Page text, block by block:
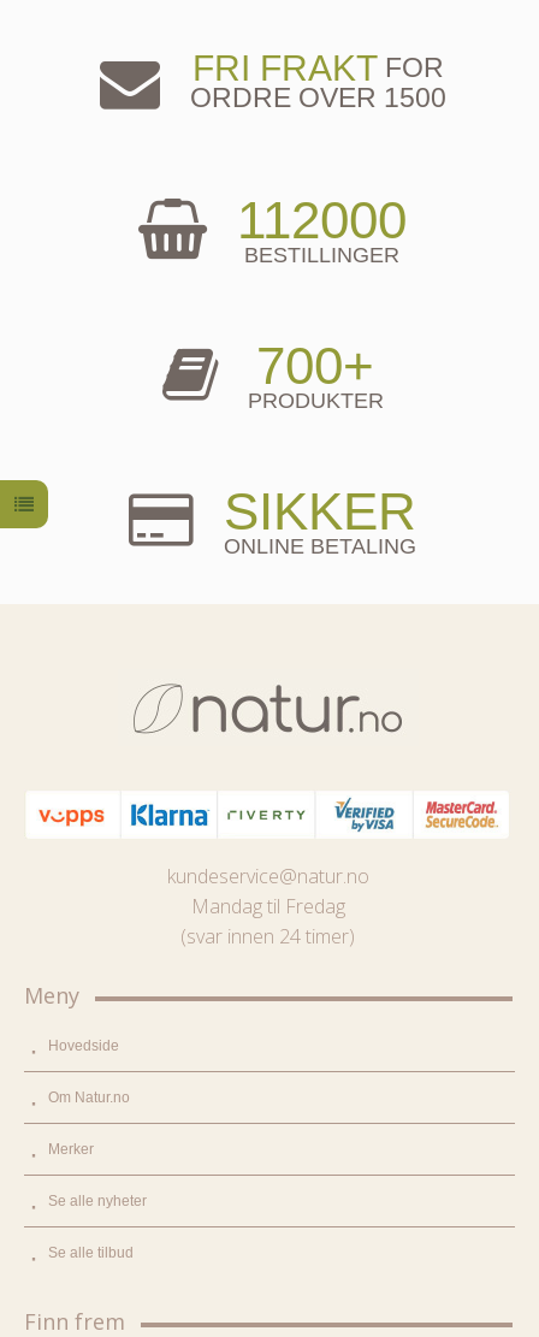
FRI FRAKTFOR
ORDRE OVER 1500
112000
BESTILLINGER
700+
PRODUKTER
SIKKER
ONLINE BETALING
kundeservice@natur.no
Mandag til Fredag
(svar innen 24 timer)
Meny
Hovedside
Om Natur.no
Merker
Se alle nyheter
Se alle tilbud
Finn frem